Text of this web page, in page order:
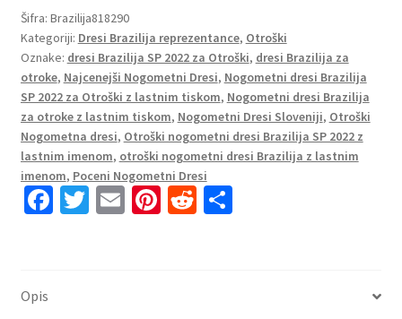
Brazilija
Domači
SP
2022
Kratek
Rokav
+
Kratke
hlače
količina
Šifra: Brazilija818290
Kategoriji: Dresi Brazilija reprezentance, Otroški
Oznake: dresi Brazilija SP 2022 za Otroški, dresi Brazilija za
otroke, Najcenejši Nogometni Dresi, Nogometni dresi Brazilija
SP 2022 za Otroški z lastnim tiskom, Nogometni dresi Brazilija
za otroke z lastnim tiskom, Nogometni Dresi Sloveniji, Otroški
Nogometna dresi, Otroški nogometni dresi Brazilija SP 2022 z
lastnim imenom, otroški nogometni dresi Brazilija z lastnim
imenom, Poceni Nogometni Dresi
Fa T E Pi R S
Opis